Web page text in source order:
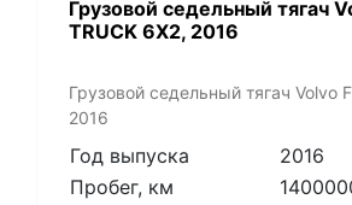
​Грузовой седельный тягач
TRUCK 6X2, 2016
​Грузовой седельный тягач Volvo
2016
Год выпуска
2016
Пробег, км